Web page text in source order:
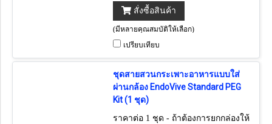
สั่งซื้อสินค้า
(มีหลายคุณสมบัติให้เลือก)
เปรียบเทียบ
ชุดสายสวนกระเพาะอาหารแบบใส่
ผ่านกล้อง EndoVive Standard PEG
Kit (1 ชุด)
ราคาต่อ 1 ชุด - ถ้าต้องการยกกล่องให้